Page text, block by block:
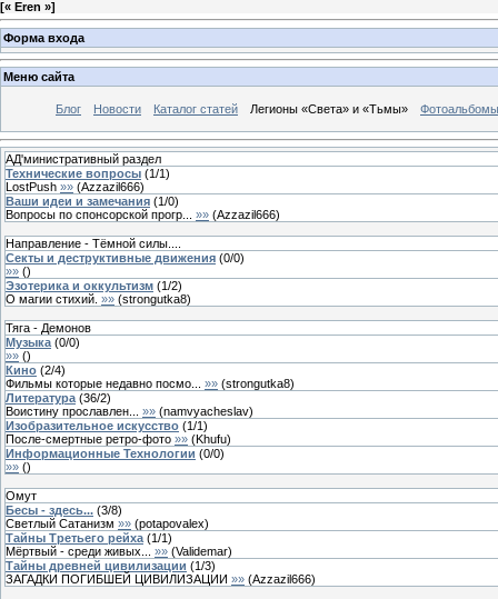
[« Eren »]
Форма входа
Меню сайта
Блог Новости Каталог статей Легионы «Света» и «Тьмы» Фотоальбомы
АД'министративный раздел
Технические вопросы (1/1)
LostPush »» (Azzazil666)
Ваши идеи и замечания (1/0)
Вопросы по спонсорской прогр...
»» (Azzazil666)
Направление - Тёмной силы....
Секты и деструктивные движения (0/0)
»» ()
Эзотерика и оккультизм (1/2)
О магии стихий. »» (strongutka8)
Тяга - Демонов
Музыка (0/0)
»» ()
Кино (2/4)
Фильмы которые недавно посмо...
»» (strongutka8)
Литература (36/2)
Воистину прославлен...
»» (namvyacheslav)
Изобразительное искусство (1/1)
После-смертные ретро-фото »» (Khufu)
Информационные Технологии (0/0)
»» ()
Омут
Бесы - здесь... (3/8)
Светлый Сатанизм »» (potapovalex)
Тайны Третьего рейха (1/1)
Мёртвый - среди живых...
»» (Validemar)
Тайны древней цивилизации (1/3)
ЗАГАДКИ ПОГИБШЕЙ ЦИВИЛИЗАЦИИ »» (Azzazil666)